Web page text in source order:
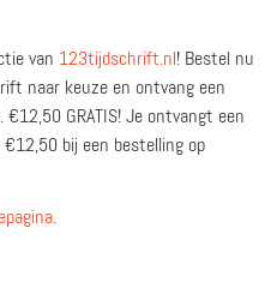
van 123tijdschrift.nl ! Bestel nu
naar keuze en ontvang een
GRATIS! Je ontvangt een
bij een bestelling op
.